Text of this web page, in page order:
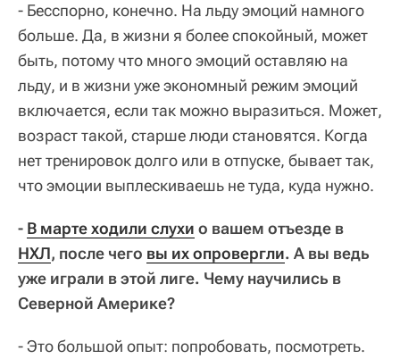
- Бесспорно, конечно. На льду эмоций намного
больше. Да, в жизни я более спокойный, может
быть, потому что много эмоций оставляю на
льду, и в жизни уже экономный режим эмоций
включается, если так можно выразиться. Может,
возраст такой, старше люди становятся. Когда
нет тренировок долго или в отпуске, бывает так,
что эмоции выплескиваешь не туда, куда нужно.
- В марте ходили слухи о вашем отъезде в
НХЛ, после чего вы их опровергли. А вы ведь
уже играли в этой лиге. Чему научились в
Северной Америке?
- Это большой опыт: попробовать, посмотреть.